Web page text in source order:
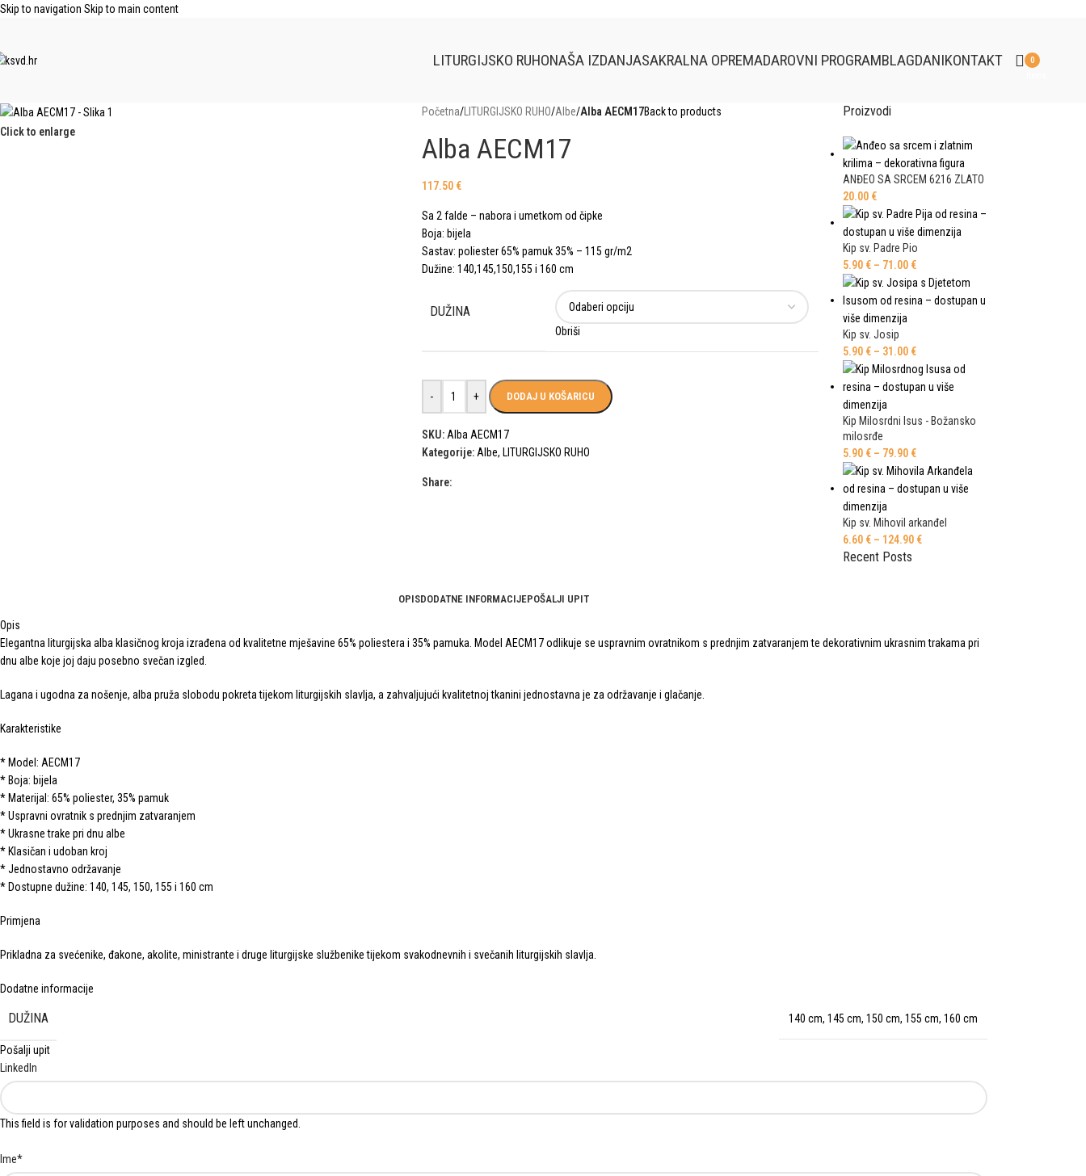
Skip to navigation Skip to main content
LITURGIJSKO RUHONAŠA IZDANJASAKRALNA OPREMADAROVNI PROGRAMBLAGDANIKONTAKT
0
Click to enlarge
Početna/LITURGIJSKO RUHO/Albe/Alba AECM17Back to products
Alba AECM17
117.50 €
Sa 2 falde – nabora i umetkom od čipke
Boja: bijela
Sastav: poliester 65% pamuk 35% – 115 gr/m2
Dužine: 140,145,150,155 i 160 cm
DUŽINA
Obriši
- + DODAJ U KOŠARICU
SKU: Alba AECM17
Kategorije: Albe, LITURGIJSKO RUHO
Share:
Proizvodi
ANĐEO SA SRCEM 6216 ZLATO
20.00 €
Kip sv. Padre Pio
5.90 € – 71.00 €
Kip sv. Josip
5.90 € – 31.00 €
Kip Milosrdni Isus - Božansko
milosrđe
5.90 € – 79.90 €
Kip sv. Mihovil arkanđel
6.60 € – 124.90 €
Recent Posts
OPISDODATNE INFORMACIJEPOŠALJI UPIT
Opis
Elegantna liturgijska alba klasičnog kroja izrađena od kvalitetne mješavine 65% poliestera i 35% pamuka. Model AECM17 odlikuje se uspravnim ovratnikom s prednjim zatvaranjem te dekorativnim ukrasnim trakama pri
dnu albe koje joj daju posebno svečan izgled.
Lagana i ugodna za nošenje, alba pruža slobodu pokreta tijekom liturgijskih slavlja, a zahvaljujući kvalitetnoj tkanini jednostavna je za održavanje i glačanje.
Karakteristike
* Model: AECM17
* Boja: bijela
* Materijal: 65% poliester, 35% pamuk
* Uspravni ovratnik s prednjim zatvaranjem
* Ukrasne trake pri dnu albe
* Klasičan i udoban kroj
* Jednostavno održavanje
* Dostupne dužine: 140, 145, 150, 155 i 160 cm
Primjena
Prikladna za svećenike, đakone, akolite, ministrante i druge liturgijske službenike tijekom svakodnevnih i svečanih liturgijskih slavlja.
Dodatne informacije
DUŽINA 140 cm, 145 cm, 150 cm, 155 cm, 160 cm
Pošalji upit
LinkedIn
This field is for validation purposes and should be left unchanged.
Ime*